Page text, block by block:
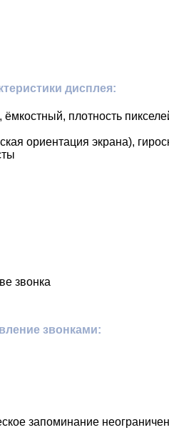
дисплея:
плотность
ориентация экрана),
звонка
звонками:
запоминание